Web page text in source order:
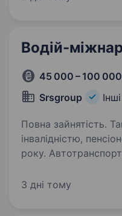
Водій-
45 000 – 100
Srsgroup
Повна зайнятість.
інвалідністю,
року. Автотранспортне підприємство
досвідом роботи на
3 дні тому